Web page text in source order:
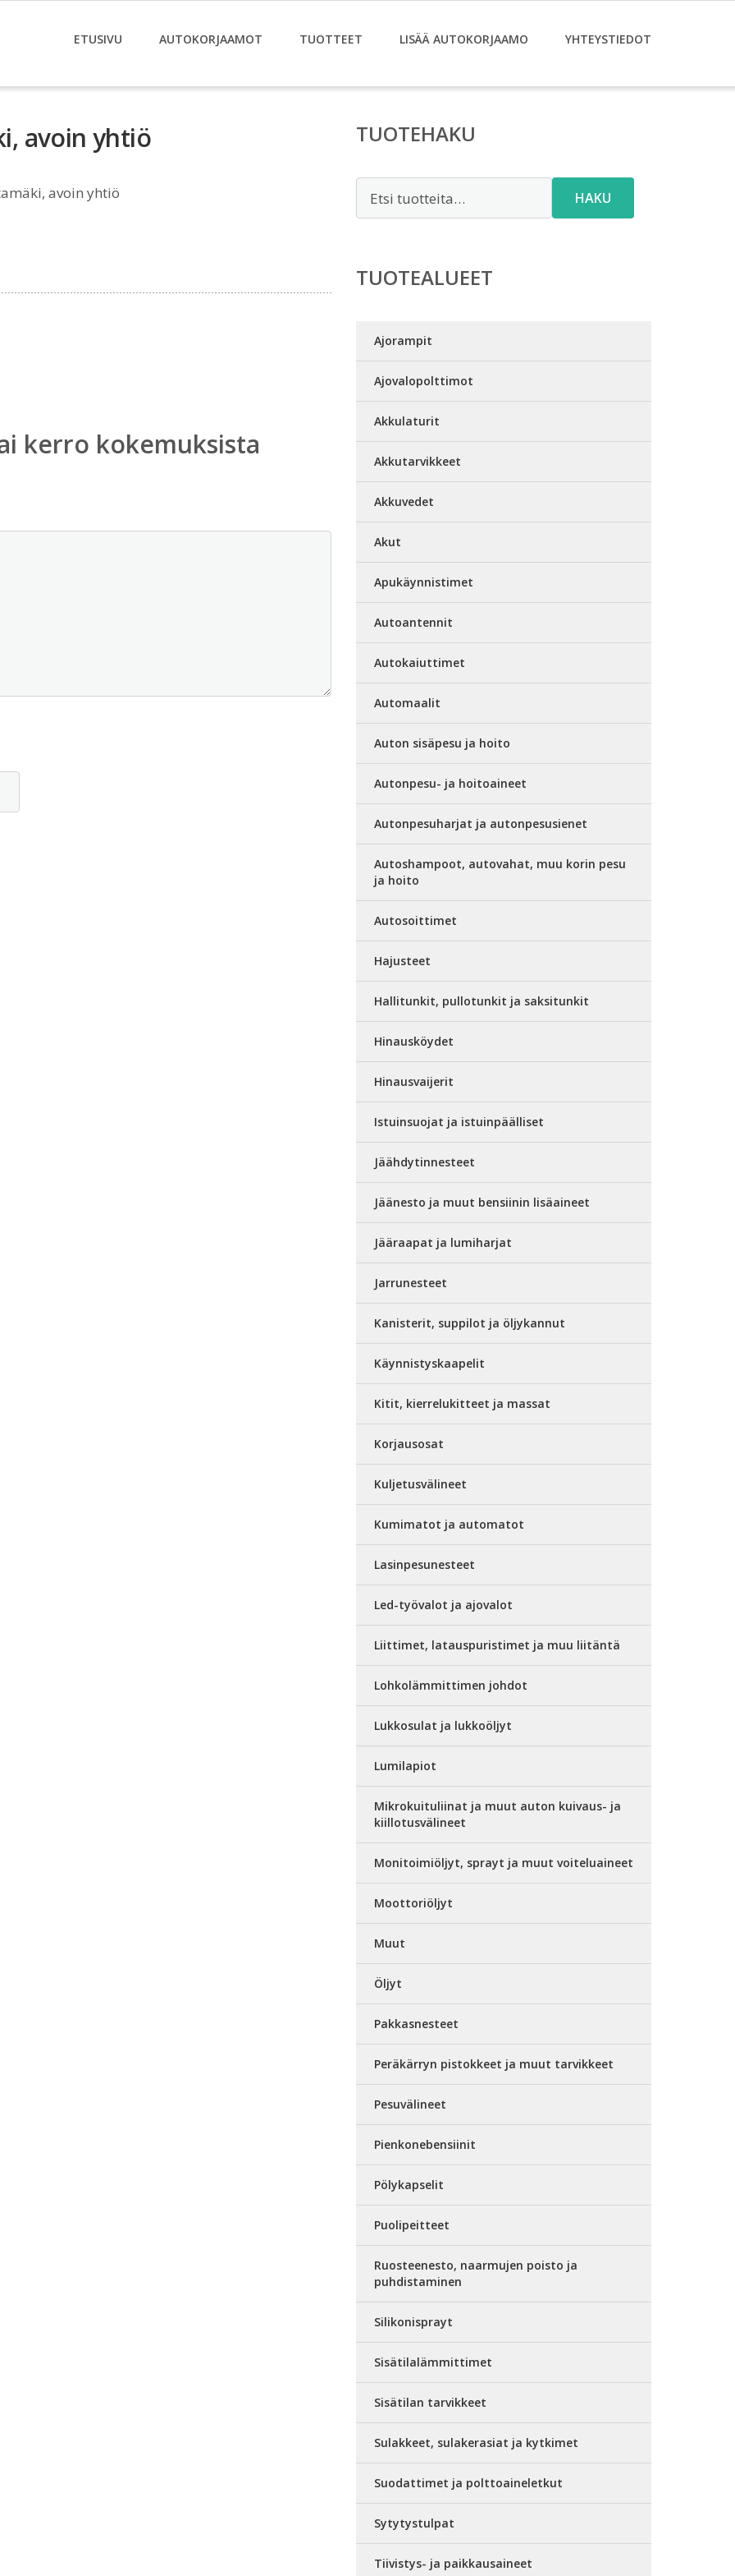
ETUSIVU AUTOKORJAAMOT TUOTTEET LISÄÄ AUTOKORJAAMO YHTEYSTIEDOT
avoin yhtiö
avoin yhtiö
kerro kokemuksista
TUOTEHAKU
HAKU
TUOTEALUEET
Ajorampit
Ajovalopolttimot
Akkulaturit
Akkutarvikkeet
Akkuvedet
Akut
Apukäynnistimet
Autoantennit
Autokaiuttimet
Automaalit
Auton sisäpesu ja hoito
Autonpesu- ja hoitoaineet
Autonpesuharjat ja autonpesusienet
Autoshampoot, autovahat, muu korin pesu
ja hoito
Autosoittimet
Hajusteet
Hallitunkit, pullotunkit ja saksitunkit
Hinausköydet
Hinausvaijerit
Istuinsuojat ja istuinpäälliset
Jäähdytinnesteet
Jäänesto ja muut bensiinin lisäaineet
Jääraapat ja lumiharjat
Jarrunesteet
Kanisterit, suppilot ja öljykannut
Käynnistyskaapelit
Kitit, kierrelukitteet ja massat
Korjausosat
Kuljetusvälineet
Kumimatot ja automatot
Lasinpesunesteet
Led-työvalot ja ajovalot
Liittimet, latauspuristimet ja muu liitäntä
Lohkolämmittimen johdot
Lukkosulat ja lukkoöljyt
Lumilapiot
Mikrokuituliinat ja muut auton kuivaus- ja
kiillotusvälineet
Monitoimiöljyt, sprayt ja muut voiteluaineet
Moottoriöljyt
Muut
Öljyt
Pakkasnesteet
Peräkärryn pistokkeet ja muut tarvikkeet
Pesuvälineet
Pienkonebensiinit
Pölykapselit
Puolipeitteet
Ruosteenesto, naarmujen poisto ja
puhdistaminen
Silikonisprayt
Sisätilalämmittimet
Sisätilan tarvikkeet
Sulakkeet, sulakerasiat ja kytkimet
Suodattimet ja polttoaineletkut
Sytytystulpat
Tiivistys- ja paikkausaineet